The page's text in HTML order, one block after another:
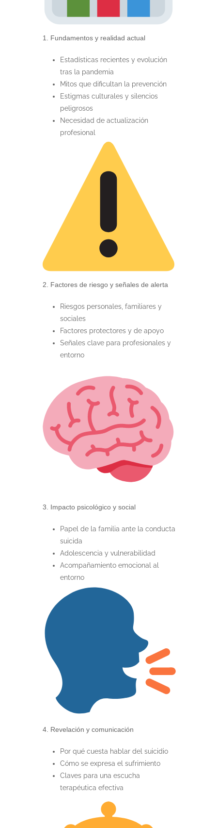
1. Fundamentos y realidad actual
Estadísticas recientes y evolución
tras la pandemia
Mitos que dificultan la prevención
Estigmas culturales y silencios
peligrosos
Necesidad de actualización
profesional
2. Factores de riesgo y señales de alerta
Riesgos personales, familiares y
sociales
Factores protectores y de apoyo
Señales clave para profesionales y
entorno
3. Impacto psicológico y social
Papel de la familia ante la conducta
suicida
Adolescencia y vulnerabilidad
Acompañamiento emocional al
entorno
4. Revelación y comunicación
Por qué cuesta hablar del suicidio
Cómo se expresa el sufrimiento
Claves para una escucha
terapéutica efectiva